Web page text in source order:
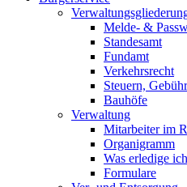
Melde- &
Standesamt
Fundamt
Verkehrsrecht
Steuern,
Bauhöfe
Verwaltung
Mitarbeiter im
Organigramm
Was erledige
Formulare